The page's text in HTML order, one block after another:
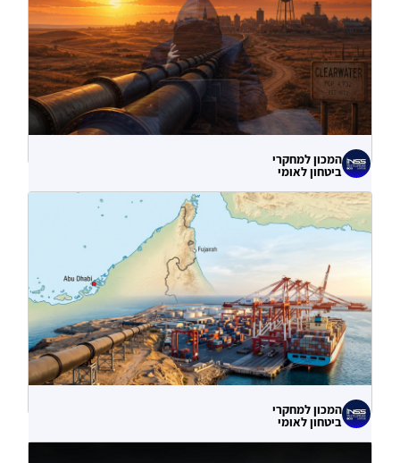
המכון למחקרי
ביטחון לאומי
לא רק הנזק המיידי: מה מלמדות תקיפות
הסייבר נגד תשתיות המים בארצות הברית?
המכון למחקרי
ביטחון לאומי
עוקף הורמוז? ההימור האסטרטגי הבעייתי